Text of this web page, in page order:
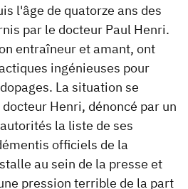
l'âge de quatorze ans des
par le docteur Paul Henri.
entraîneur et amant, ont
ingénieuses pour
La situation se
Henri, dénoncé par un
la liste de ses
officiels de la
au sein de la presse et
pression terrible de la part